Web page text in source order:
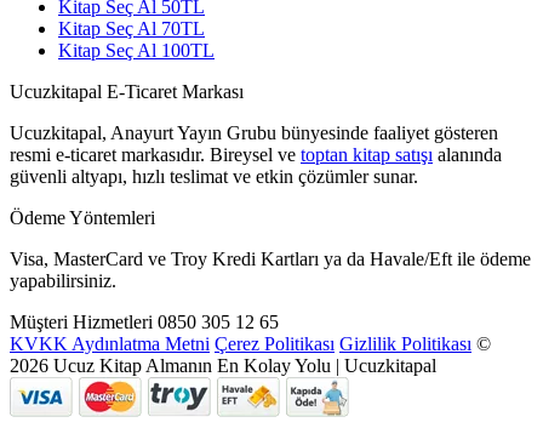
Kitap Seç Al 50TL
Kitap Seç Al 70TL
Kitap Seç Al 100TL
Ucuzkitapal E-Ticaret Markası
Ucuzkitapal, Anayurt Yayın Grubu bünyesinde faaliyet gösteren
resmi e-ticaret markasıdır. Bireysel ve toptan kitap satışı alanında
güvenli altyapı, hızlı teslimat ve etkin çözümler sunar.
Ödeme Yöntemleri
Visa, MasterCard ve Troy Kredi Kartları ya da Havale/Eft ile ödeme
yapabilirsiniz.
Müşteri Hizmetleri 0850 305 12 65
KVKK Aydınlatma Metni Çerez Politikası Gizlilik Politikası ©
2026 Ucuz Kitap Almanın En Kolay Yolu | Ucuzkitapal